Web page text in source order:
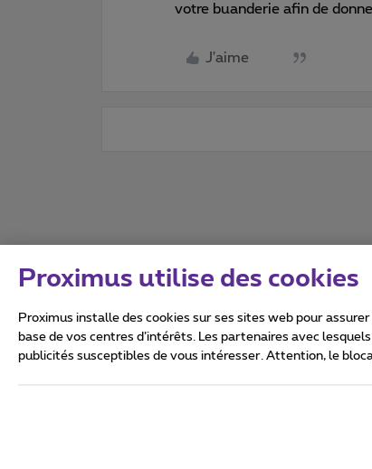
votre buanderie afin de
J'aime
Tous droits réservés.
Proximus utilise des cookies
Proximus installe des cookies sur ses sites web pour
base de vos centres d’intérêts. Les partenaires avec
publicités susceptibles de vous intéresser. Attention, le